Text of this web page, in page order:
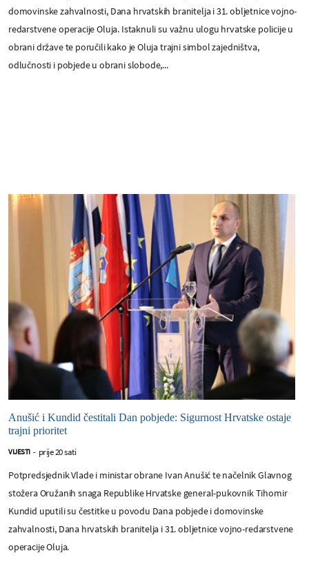
domovinske zahvalnosti, Dana hrvatskih branitelja i 31. obljetnice vojno-
redarstvene operacije Oluja. Istaknuli su važnu ulogu hrvatske policije u
obrani države te poručili kako je Oluja trajni simbol zajedništva,
odlučnosti i pobjede u obrani slobode,...
Anušić i Kundid čestitali Dan pobjede: Sigurnost Hrvatske ostaje
trajni prioritet
VIJESTI - prije 20 sati
Potpredsjednik Vlade i ministar obrane Ivan Anušić te načelnik Glavnog
stožera Oružanih snaga Republike Hrvatske general-pukovnik Tihomir
Kundid uputili su čestitke u povodu Dana pobjede i domovinske
zahvalnosti, Dana hrvatskih branitelja i 31. obljetnice vojno-redarstvene
operacije Oluja.